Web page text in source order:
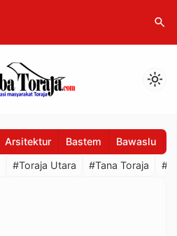
search
light_mode
Arsitektur Bastem Bawaslu
#Toraja Utara #Tana Toraja